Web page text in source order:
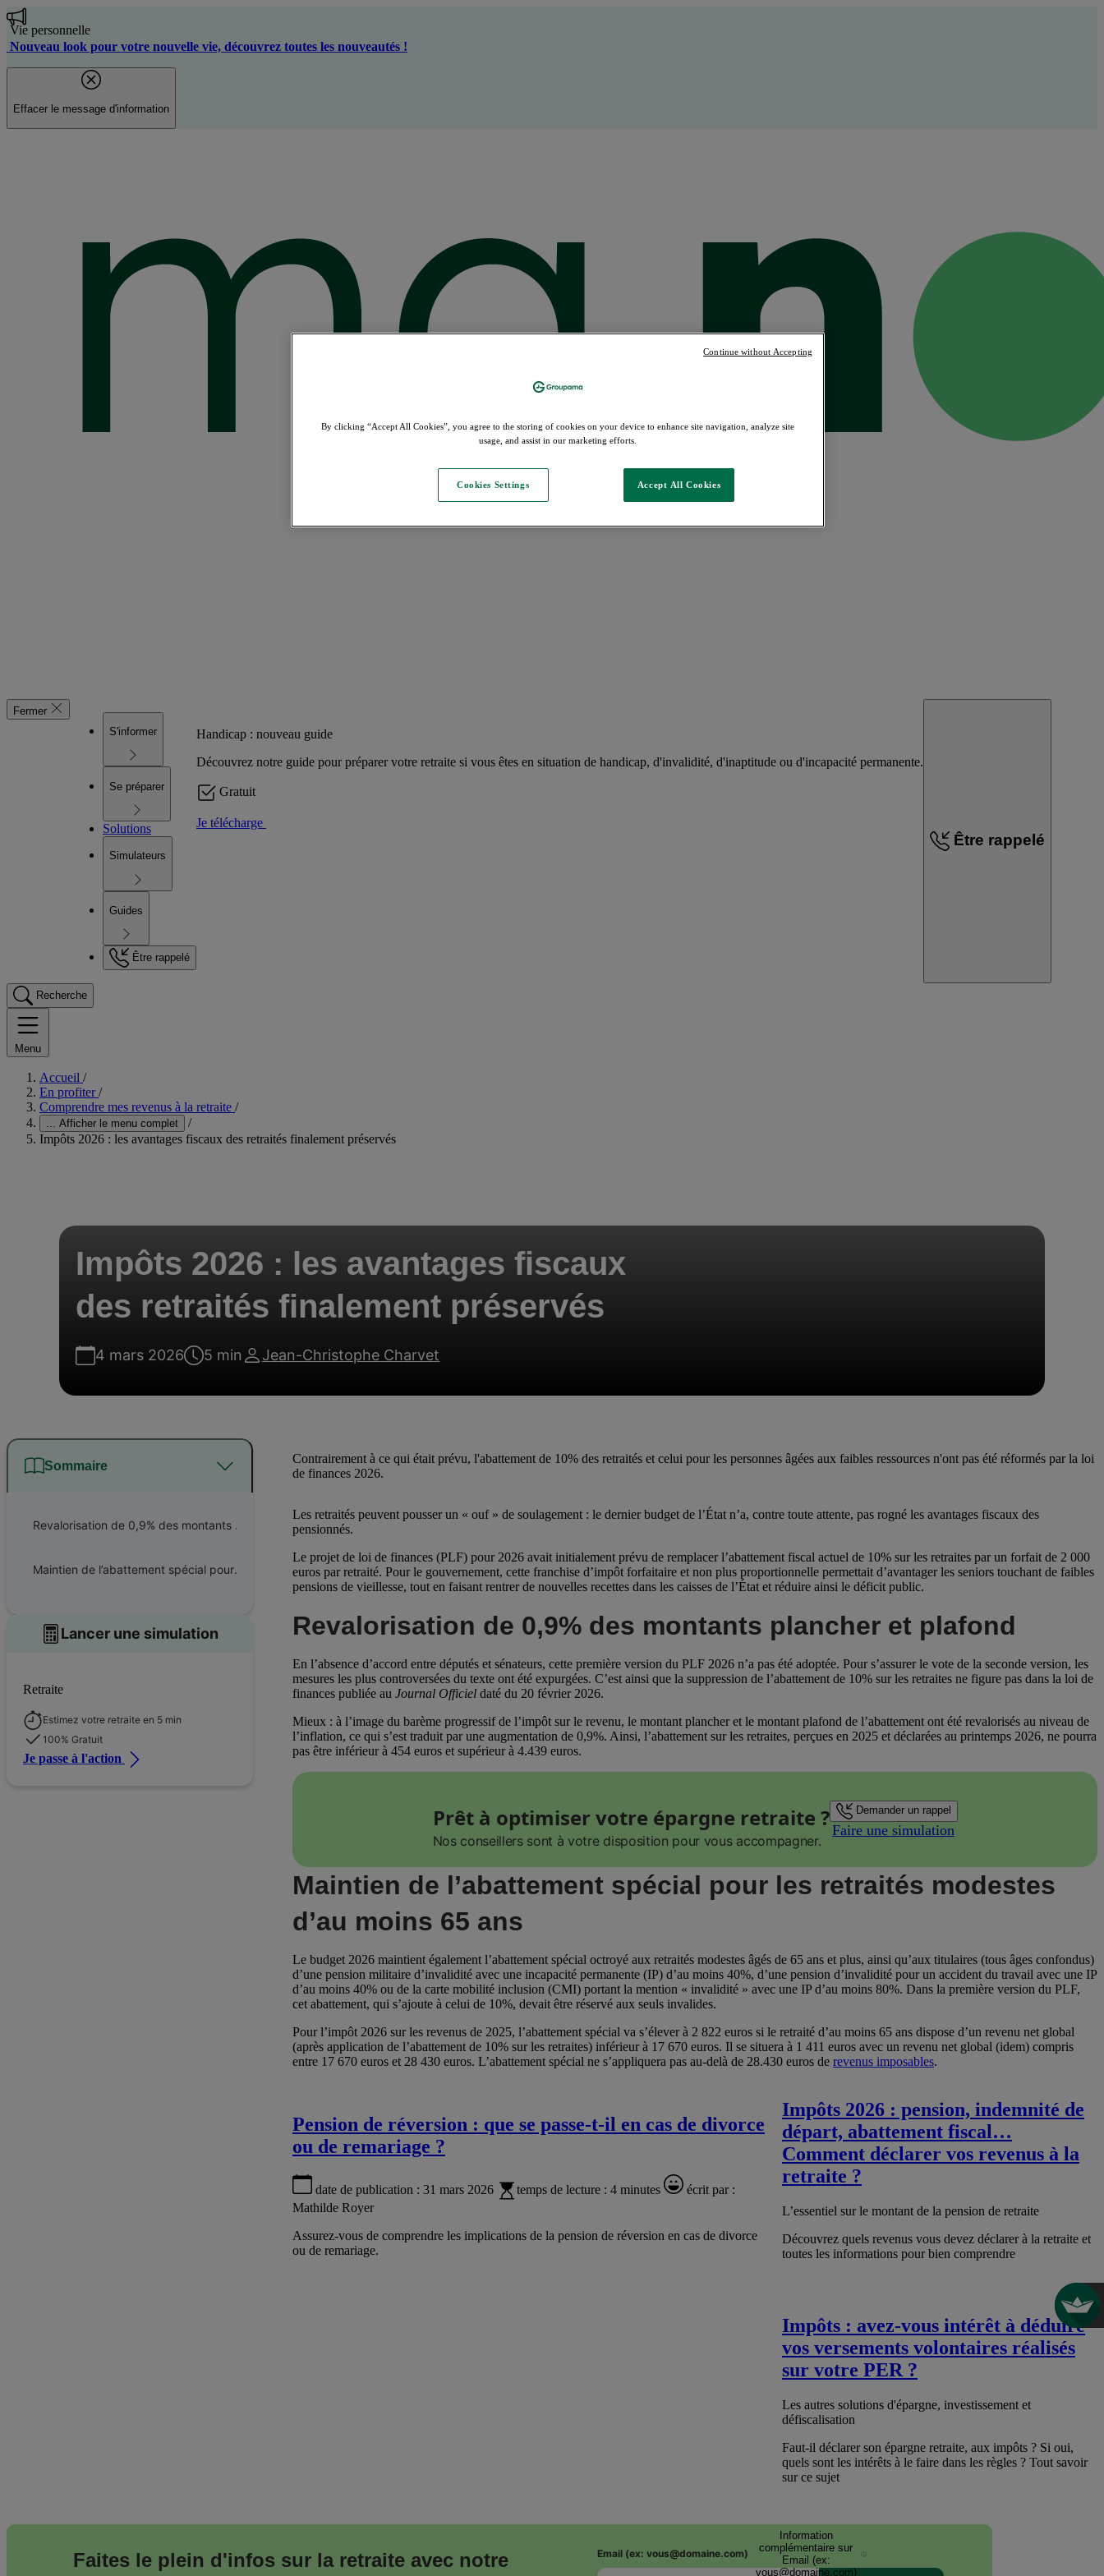
Aller
au
contenu
Nouveau look pour votre nouvelle vie, découvrez toutes les nouveautés !
Effacer le message d'information
Fermer
S'informer
Se préparer
Solutions
Simulateurs
Guides
Être rappelé
Handicap : nouveau guide
Découvrez notre guide pour préparer votre retraite si vous êtes en situation de handicap, d'invalidité, d'inaptitude ou d'incapacité permanente.
Gratuit
Je télécharge
Être rappelé
Recherche
Menu
Accueil /
En profiter/
Comprendre mes revenus à la retraite /
... Afficher le menu complet
/
Impôts 2026 : les avantages fiscaux des retraités finalement préservés
Impôts 2026 : les avantages fiscaux
des retraités finalement préservés
4 mars 2026 5 min Jean-Christophe Charvet
Sommaire
Revalorisation de 0,9% des montants plancher et plafond
Maintien de l’abattement spécial pour les retraités modestes d’au moins 65 ans
Lancer une simulation
Retraite
Estimez votre retraite en 5 min
100% Gratuit
Je passe à l'action
Contrairement à ce qui était prévu, l'abattement de 10% des retraités et celui pour les personnes âgées aux faibles ressources n'ont pas été réformés par la loi
de finances 2026.
Les retraités peuvent pousser un « ouf » de soulagement : le dernier budget de l’État n’a, contre toute attente, pas rogné les avantages fiscaux des
pensionnés.
Le projet de loi de finances (PLF) pour 2026 avait initialement prévu de remplacer l’abattement fiscal actuel de 10% sur les retraites par un forfait de 2 000
euros par retraité. Pour le gouvernement, cette franchise d’impôt forfaitaire et non plus proportionnelle permettait d’avantager les seniors touchant de faibles
pensions de vieillesse, tout en faisant rentrer de nouvelles recettes dans les caisses de l’État et réduire ainsi le déficit public.
Revalorisation de 0,9% des montants plancher et plafond
En l’absence d’accord entre députés et sénateurs, cette première version du PLF 2026 n’a pas été adoptée. Pour s’assurer le vote de la seconde version, les
mesures les plus controversées du texte ont été expurgées. C’est ainsi que la suppression de l’abattement de 10% sur les retraites ne figure pas dans la loi de
finances publiée au Journal Officiel daté du 20 février 2026.
Mieux : à l’image du barème progressif de l’impôt sur le revenu, le montant plancher et le montant plafond de l’abattement ont été revalorisés au niveau de
l’inflation, ce qui s’est traduit par une augmentation de 0,9%. Ainsi, l’abattement sur les retraites, perçues en 2025 et déclarées au printemps 2026, ne pourra
pas être inférieur à 454 euros et supérieur à 4.439 euros.
Prêt à optimiser votre épargne retraite ?
Nos conseillers sont à votre disposition pour vous accompagner.
Demander un rappel
Faire une simulation
Maintien de l’abattement spécial pour les retraités modestes
d’au moins 65 ans
Le budget 2026 maintient également l’abattement spécial octroyé aux retraités modestes âgés de 65 ans et plus, ainsi qu’aux titulaires (tous âges confondus)
d’une pension militaire d’invalidité avec une incapacité permanente (IP) d’au moins 40%, d’une pension d’invalidité pour un accident du travail avec une IP
d’au moins 40% ou de la carte mobilité inclusion (CMI) portant la mention « invalidité » avec une IP d’au moins 80%. Dans la première version du PLF,
cet abattement, qui s’ajoute à celui de 10%, devait être réservé aux seuls invalides.
Pour l’impôt 2026 sur les revenus de 2025, l’abattement spécial va s’élever à 2 822 euros si le retraité d’au moins 65 ans dispose d’un revenu net global
(après application de l’abattement de 10% sur les retraites) inférieur à 17 670 euros. Il se situera à 1 411 euros avec un revenu net global (idem) compris
entre 17 670 euros et 28 430 euros. L’abattement spécial ne s’appliquera pas au-delà de 28.430 euros de revenus imposables.
Pension de réversion : que se passe-t-il en cas de divorce
ou de remariage ?
Vie personnelle
date de publication : 31 mars 2026 temps de lecture : 4 minutes
écrit par :
Mathilde Royer
Assurez-vous de comprendre les implications de la pension de réversion en cas de divorce
ou de remariage.
Impôts 2026 : pension, indemnité de
départ, abattement fiscal…
Comment déclarer vos revenus à la
retraite ?
L’essentiel sur le montant de la pension de retraite
Découvrez quels revenus vous devez déclarer à la retraite et
toutes les informations pour bien comprendre
Impôts : avez-vous intérêt à déduire
vos versements volontaires réalisés
sur votre PER ?
Les autres solutions d'épargne, investissement et
défiscalisation
Faut-il déclarer son épargne retraite, aux impôts ? Si oui,
quels sont les intérêts à le faire dans les règles ? Tout savoir
sur ce sujet
Faites le plein d'infos sur la retraite avec notre
Email (ex: vous@domaine.com)
Information
complémentaire sur
Email (ex:
vous@domaine.com)
i
By clicking “Accept All Cookies”, you agree to the storing of cookies on your device to enhance site navigation, analyze site
usage, and assist in our marketing efforts.
Cookies Settings Accept All Cookies
Continue without Accepting